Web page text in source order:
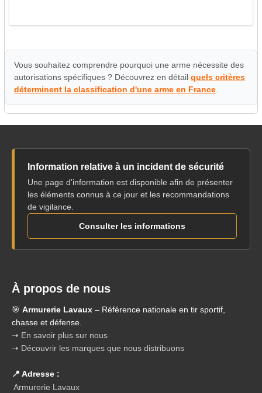
Vous souhaitez comprendre pourquoi une arme nécessite des
autorisations spécifiques ? Découvrez en détailquels critères
déterminent la classification d'une arme en France
Information relative à un incident de sécurité
Une page d'information est disponible afin de présenter
les éléments connus à ce jour et les recommandations
de vigilance.
Consulter les informations
À propos de nous
🎯 Armurerie Lavaux – Référence nationale en tir sportif,
chasse et défense.
➝ En savoir plus sur nous
➝ Découvrir les marques que nous distribuons
📍 Adresse :
Armurerie Lavaux